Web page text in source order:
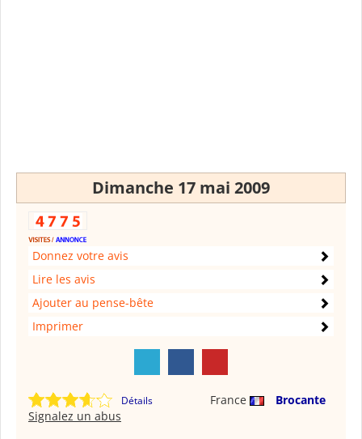
Dimanche 17 mai 2009
Donnez votre avis
Lire les avis
Ajouter au pense-bête
Imprimer
Détails France
Brocante
Signalez un abus